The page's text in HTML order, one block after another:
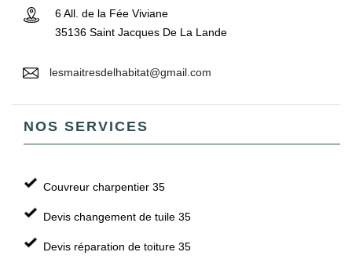
6 All. de la Fée Viviane
35136 Saint Jacques De La Lande
lesmaitresdelhabitat@gmail.com
NOS SERVICES
Couvreur charpentier 35
Devis changement de tuile 35
Devis réparation de toiture 35